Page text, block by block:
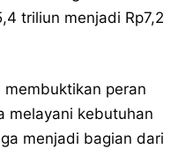
triliun menjadi Rp7,2
membuktikan peran
melayani kebutuhan
menjadi bagian dari